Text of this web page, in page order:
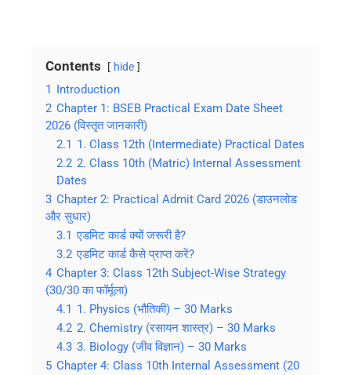
Contents hide
1
Introduction
2 Chapter 1: BSEB Practical Exam Date Sheet
2026 (विस्तृत जानकारी)
2.1 1. Class 12th (Intermediate) Practical Dates
2.2 2. Class 10th (Matric) Internal Assessment
Dates
3 Chapter 2: Practical Admit Card 2026 (डाउनलोड
और सुधार)
3.1 एडमिट कार्ड क्यों जरूरी है?
3.2 एडमिट कार्ड कैसे प्राप्त करें?
4 Chapter 3: Class 12th Subject-Wise Strategy
(30/30 का फॉर्मूला)
4.1 1. Physics (भौतिकी) – 30 Marks
4.2 2. Chemistry (रसायन शास्त्र) – 30 Marks
4.3 3. Biology (जीव विज्ञान) – 30 Marks
5 Chapter 4: Class 10th Internal Assessment (20